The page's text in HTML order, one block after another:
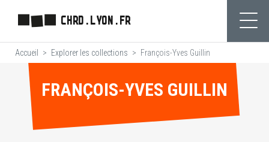
contenu
principal
CHRD.LYON.FR
Accueil Explorer les collections François-Yves Guillin
FRANÇOIS-YVES GUILLIN